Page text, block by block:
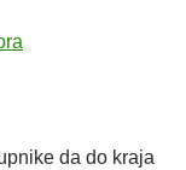
da do kraja